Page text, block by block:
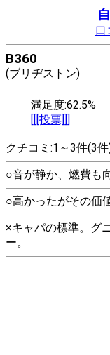
口
B360
(ブリヂストン)
満足度:62.5%
[[[投票]]]
クチコミ:1～3件(3
○音が静か、燃費も
○高かったがその価
×キャパの標準。グ
ー。